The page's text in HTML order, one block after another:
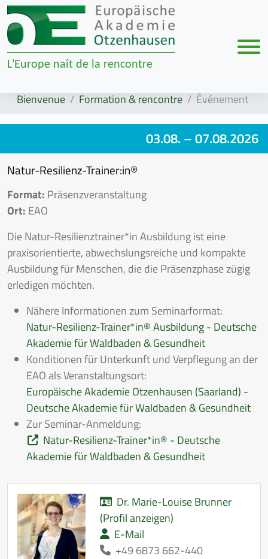
Zur Navigation springen
Zum Inhalt springen
L'Europe naît de la rencontre
Bienvenue Formation & rencontre Événement
03.08. – 07.08.2026
Natur-Resilienz-Trainer:in®
Format: Präsenzveranstaltung
Ort: EAO
Die Natur-Resilienztrainer*in Ausbildung ist eine
praxisorientierte, abwechslungsreiche und kompakte
Ausbildung für Menschen, die die Präsenzphase zügig
erledigen möchten.
Nähere Informationen zum Seminarformat:
Natur-Resilienz-Trainer*in® Ausbildung - Deutsche
Akademie für Waldbaden & Gesundheit
Konditionen für Unterkunft und Verpflegung an der
EAO als Veranstaltungsort:
Europäische Akademie Otzenhausen (Saarland) -
Deutsche Akademie für Waldbaden & Gesundheit
Zur Seminar-Anmeldung:
Natur-Resilienz-Trainer*in® - Deutsche
Akademie für Waldbaden & Gesundheit
Dr. Marie-Louise Brunner
(Profil anzeigen)
E-Mail
+49 6873 662-440